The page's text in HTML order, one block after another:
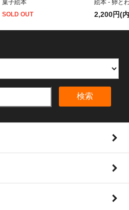
菓子絵本
SOLD OUT
絵本 - 卵と
2,200円(
検索